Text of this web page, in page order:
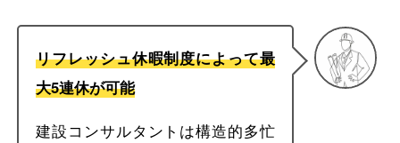
リフレッシュ休暇制度によって最
大5連休が可能
建設コンサルタントは構造的多忙